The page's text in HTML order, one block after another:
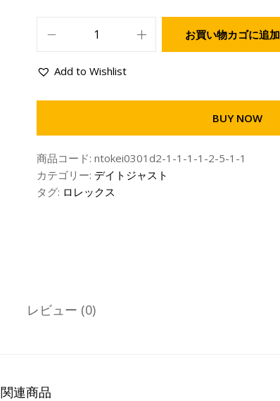
お買い物カゴに追加
Add to Wishlist
BUY NOW
商品コード: ntokei0301d2-1-1-1-1-2-5-1-1
カテゴリー: デイトジャスト
タグ: ロレックス
レビュー (0)
関連商品